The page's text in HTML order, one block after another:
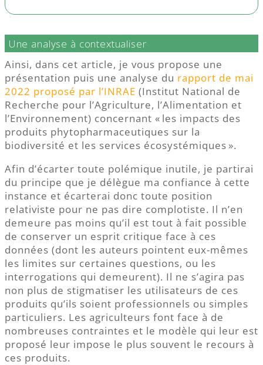
Une analyse à contextualiser
Ainsi, dans cet article, je vous propose une
présentation puis une analyse du rapport de mai
2022 proposé par l’INRAE (Institut National de
Recherche pour l’Agriculture, l’Alimentation et
l’Environnement) concernant « les impacts des
produits phytopharmaceutiques sur la
biodiversité et les services écosystémiques ».
Afin d’écarter toute polémique inutile, je partirai
du principe que je délègue ma confiance à cette
instance et écarterai donc toute position
relativiste pour ne pas dire complotiste. Il n’en
demeure pas moins qu’il est tout à fait possible
de conserver un esprit critique face à ces
données (dont les auteurs pointent eux-mêmes
les limites sur certaines questions, ou les
interrogations qui demeurent). Il ne s’agira pas
non plus de stigmatiser les utilisateurs de ces
produits qu’ils soient professionnels ou simples
particuliers. Les agriculteurs font face à de
nombreuses contraintes et le modèle qui leur est
proposé leur impose le plus souvent le recours à
ces produits.